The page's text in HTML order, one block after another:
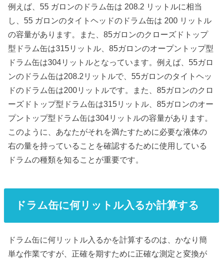
例えば、55 ガロンのドラム缶は 208.2 リットルに相当
し、55 ガロンのタイトヘッドのドラム缶は 200 リットル
の容量があります。また、85ガロンのクローズドトップ
型ドラム缶は315リットル、85ガロンのオープントップ型
ドラム缶は304リットルとなっています。例えば、55ガロ
ンのドラム缶は208.2リットルで、55ガロンのタイトヘッ
ドのドラム缶は200リットルです。また、85ガロンのクロ
ーズドトップ型ドラム缶は315リットル、85ガロンのオー
プントップ型ドラム缶は304リットルの容量があります。
このように、あなたがそれを満たすために必要な液体の
右の量を持っていることを確認するために使用している
ドラムの種類を知ることが重要です。
ドラム缶に何リットル入るか計算する
ドラム缶に何リットル入るかを計算するのは、かなり簡
単な作業ですが、正確を期すために正確な測定と変換が